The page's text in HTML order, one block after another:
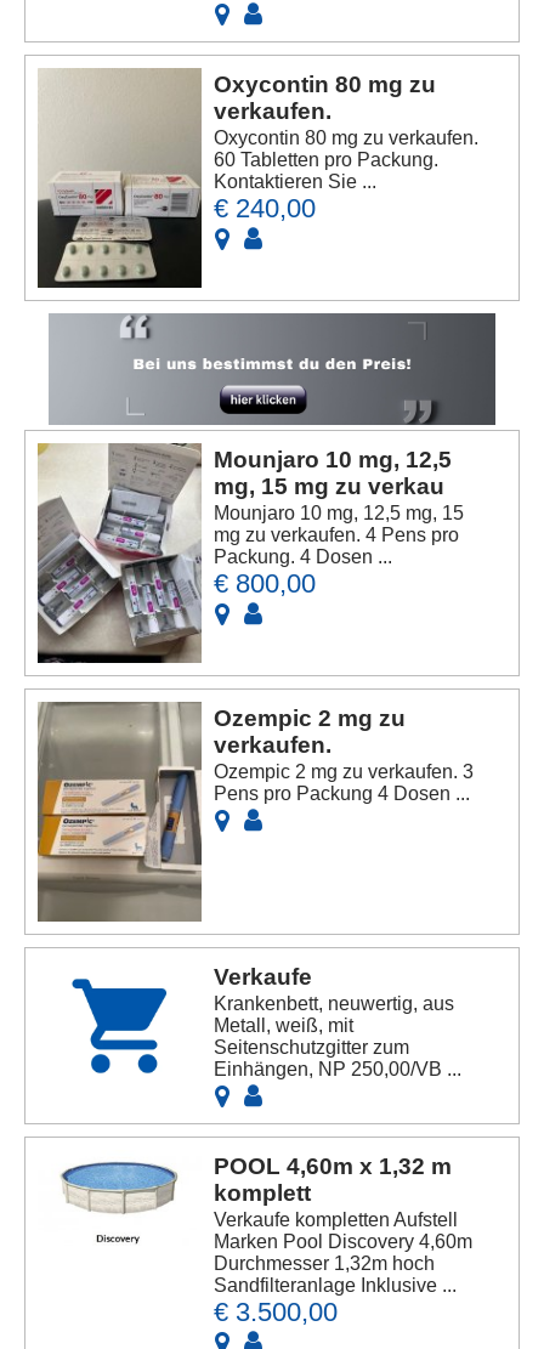
Oxycontin 80 mg zu
verkaufen.
Oxycontin 80 mg zu verkaufen.
60 Tabletten pro Packung.
Kontaktieren Sie ...
€ 240,00
Mounjaro 10 mg, 12,5
mg, 15 mg zu verkau
Mounjaro 10 mg, 12,5 mg, 15
mg zu verkaufen. 4 Pens pro
Packung. 4 Dosen ...
€ 800,00
Ozempic 2 mg zu
verkaufen.
Ozempic 2 mg zu verkaufen. 3
Pens pro Packung 4 Dosen ...
Verkaufe
Krankenbett, neuwertig, aus
Metall, weiß, mit
Seitenschutzgitter zum
Einhängen, NP 250,00/VB ...
POOL 4,60m x 1,32 m
komplett
Verkaufe kompletten Aufstell
Marken Pool Discovery 4,60m
Durchmesser 1,32m hoch
Sandfilteranlage Inklusive ...
€ 3.500,00